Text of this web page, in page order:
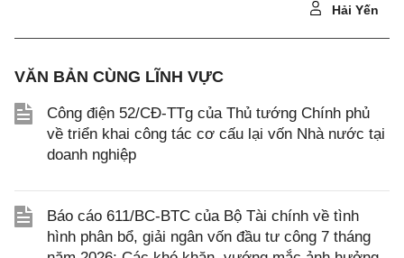
Hải Yến
VĂN BẢN CÙNG LĨNH VỰC
Công điện 52/CĐ-TTg của Thủ tướng Chính phủ
về triển khai công tác cơ cấu lại vốn Nhà nước tại
doanh nghiệp
Báo cáo 611/BC-BTC của Bộ Tài chính về tình
hình phân bổ, giải ngân vốn đầu tư công 7 tháng